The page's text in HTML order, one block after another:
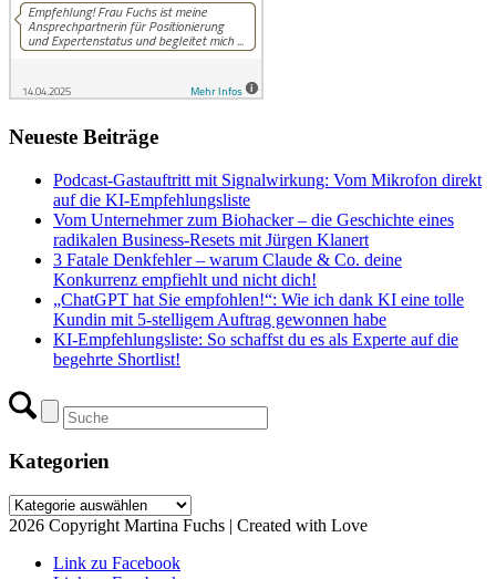
Neueste Beiträge
Podcast-Gastauftritt mit Signalwirkung: Vom Mikrofon direkt
auf die KI-Empfehlungsliste
Vom Unternehmer zum Biohacker – die Geschichte eines
radikalen Business-Resets mit Jürgen Klanert
3 Fatale Denkfehler – warum Claude & Co. deine
Konkurrenz empfiehlt und nicht dich!
„ChatGPT hat Sie empfohlen!“: Wie ich dank KI eine tolle
Kundin mit 5-stelligem Auftrag gewonnen habe
KI-Empfehlungsliste: So schaffst du es als Experte auf die
begehrte Shortlist!
Kategorien
Kategorien
2026 Copyright Martina Fuchs | Created with Love
Link zu Facebook